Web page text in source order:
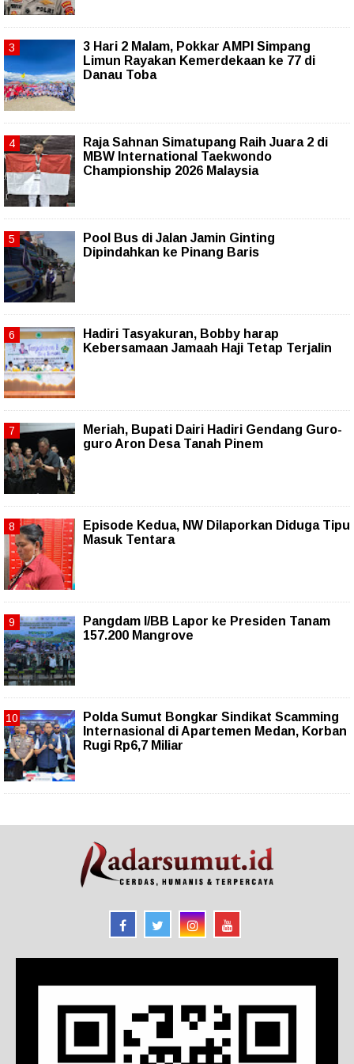
3 Hari 2 Malam, Pokkar AMPI Simpang
Limun Rayakan Kemerdekaan ke 77 di
Danau Toba
Raja Sahnan Simatupang Raih Juara 2 di
MBW International Taekwondo
Championship 2026 Malaysia
Pool Bus di Jalan Jamin Ginting
Dipindahkan ke Pinang Baris
Hadiri Tasyakuran, Bobby harap
Kebersamaan Jamaah Haji Tetap Terjalin
Meriah, Bupati Dairi Hadiri Gendang Guro-
guro Aron Desa Tanah Pinem
Episode Kedua, NW Dilaporkan Diduga Tipu
Masuk Tentara
Pangdam I/BB Lapor ke Presiden Tanam
157.200 Mangrove
Polda Sumut Bongkar Sindikat Scamming
Internasional di Apartemen Medan, Korban
Rugi Rp6,7 Miliar